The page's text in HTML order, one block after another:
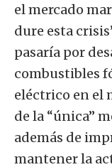
el mercado
dure esta
pasaría por
combustibles
eléctrico en el
de la “única”
además de
mantener la